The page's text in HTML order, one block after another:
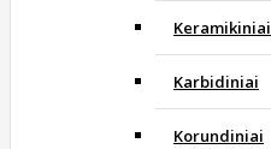
Keramikiniai
Karbidiniai
Korundiniai